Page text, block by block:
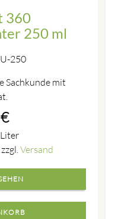
360
250 ml
250
Sachkunde mit
€
Versand